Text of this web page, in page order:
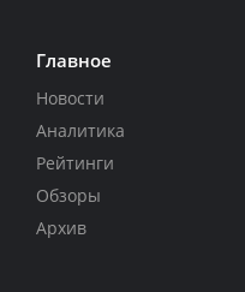
Главное
Новости
Аналитика
Рейтинги
Обзоры
Архив